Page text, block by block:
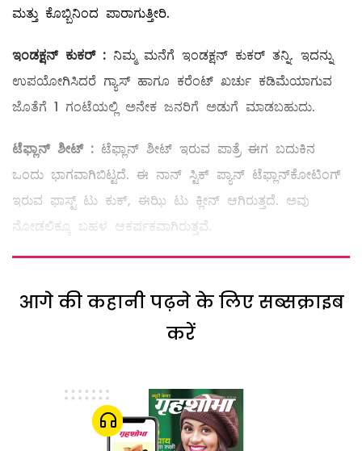
ಮತ್ತು ಕೊಬ್ಬಿನಿಂದ ಪಾರಾಗುತ್ತೀರಿ.
ಇಂಡಕ್ಷನ್‌ ಕುಕರ್‌ : ನಿಮ್ಮ ಮನೆಗೆ ಇಂಡಕ್ಷನ್‌ ಕುಕರ್‌ ತನ್ನಿ. ಇದನ್ನು
ಉಪಯೋಗಿಸಿದರೆ ಗ್ಯಾಸ್‌ ಹಾಗೂ ಕರೆಂಟ್‌ ಖರ್ಚು ಕಡಿಮೆಯಾಗುವ
ಜೊತೆಗೆ 1 ಗಂಟೆಯಲ್ಲಿ ಅನೇಕ ಜನರಿಗೆ ಅಡುಗೆ ಮಾಡಬಹುದು.
ಟೆಫ್ಲಾನ್‌ ಶೀಟ್‌ : ಟೆಫ್ಲಾನ್‌ ಶೀಟ್‌ ಇರುವ ಪಾತ್ರೆ ಈಗ ಬದುಕಿನ
ಒಂದು ಭಾಗವಾಗಿಬಿಟ್ಟದೆ. ಈ ನಾನ್‌ ಸ್ಟಿಕ್‌ ಪ್ಯಾನ್‌ ಟೆಫ್ಲಾನ್‌ಕೋಟಿಂಗ್‌
ಇರುವ ಫಾಸ್ಟ್ ಟು ಕುಕ್‌, ಈಝಿ ಟು ಕ್ಲೀನ್‌ ಆಗಿರುತ್ತದೆ. ಅವು
ನೋಡಲಿಕ್ಕೂ ಬಹಳ ಆಕರ್ಷಕವಾಗಿರುತ್ತವೆ.
आगे की कहानी पढ़ने के लिए सब्सक्राइब
करें